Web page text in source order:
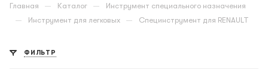
Главная — Каталог — Инструмент специального назначения
— Инструмент для легковых — Специнструмент для RENAULT
ФИЛЬТР